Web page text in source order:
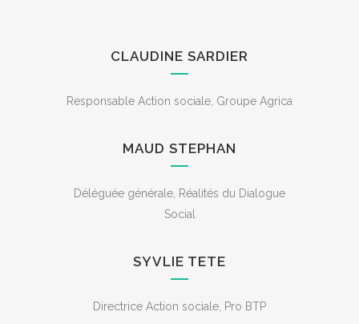
CLAUDINE SARDIER
Responsable Action sociale, Groupe Agrica
MAUD STEPHAN
Déléguée générale, Réalités du Dialogue
Social
SYVLIE TETE
Directrice Action sociale, Pro BTP